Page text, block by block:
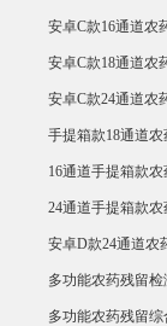
安卓C款16通道农
安卓C款18通道农
安卓C款24通道农
手提箱款18通道
16通道手提箱款
24通道手提箱款
安卓D款24通道农
多功能农药残留
多功能农药残留综